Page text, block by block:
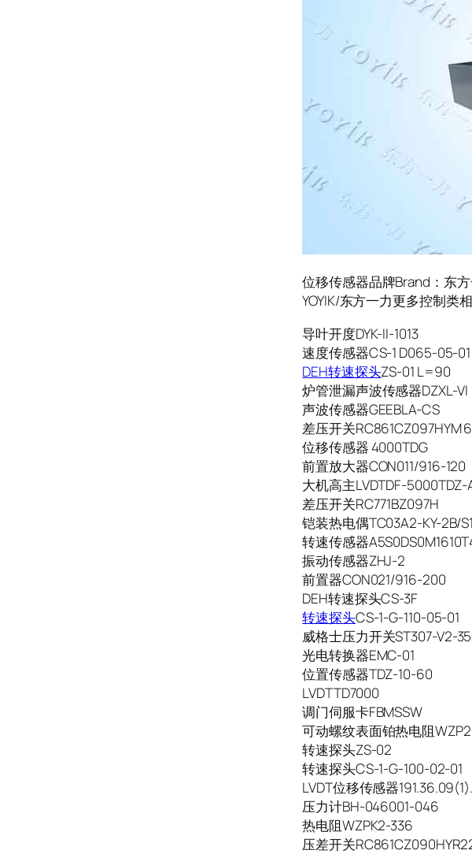
位移传感器品牌Brand：东方
YOYIK/东方一力更多控制类
导叶开度DYK-II-1013
速度传感器CS-1 D065-05-01
DEH转速探头ZS-01 L=90
炉管泄漏声波传感器DZXL-VI
声波传感器GEEBLA-CS
差压开关RC861CZ097HYM
位移传感器 4000TDG
前置放大器CON011/916-120
大机高主LVDTDF-5000TDZ-
差压开关RC771BZ097H
铠装热电偶TC03A2-KY-2B/
转速传感器
振动传感器ZHJ-2
前置器CON021/916-200
DEH转速探头CS-3F
转速探头CS-1-G-110-05-01
威格士压力开关ST307-V2-
光电转换器EMC-01
位置传感器TDZ-10-60
LVDTTD7000
调门伺服卡FBMSSW
可动螺纹表面铂热电阻
转速探头ZS-02
转速探头CS-1-G-100-02-01
LVDT位移传感器
压力计BH-046001-046
热电阻WZPK2-336
压差开关